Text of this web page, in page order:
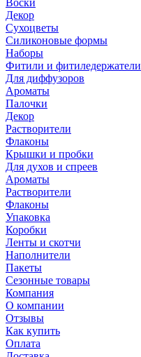
Воски
Декор
Сухоцветы
Силиконовые формы
Наборы
Фитили и фитиледержатели
Для диффузоров
Ароматы
Палочки
Декор
Растворители
Флаконы
Крышки и пробки
Для духов и спреев
Ароматы
Растворители
Флаконы
Упаковка
Коробки
Ленты и скотчи
Наполнители
Пакеты
Сезонные товары
Компания
О компании
Отзывы
Как купить
Оплата